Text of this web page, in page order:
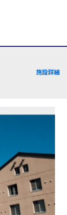
施設詳細